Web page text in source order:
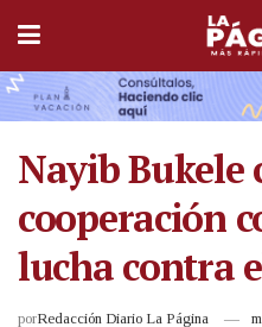
Nayib Bukele
cooperación
lucha contra
porRedacción Diario La Página